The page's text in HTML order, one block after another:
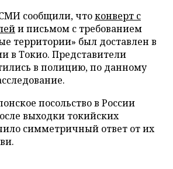
сообщили, чтоконверт с
и письмом с требованием
территории» был доставлен в
в Токио. Представители
в полицию, по данному
посольство в России
выходки токийских
симметричный ответ от их